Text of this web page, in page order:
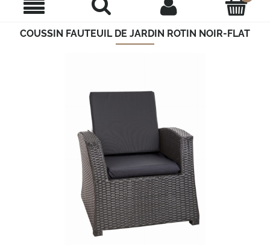
COUSSIN FAUTEUIL DE JARDIN ROTIN NOIR-FLAT